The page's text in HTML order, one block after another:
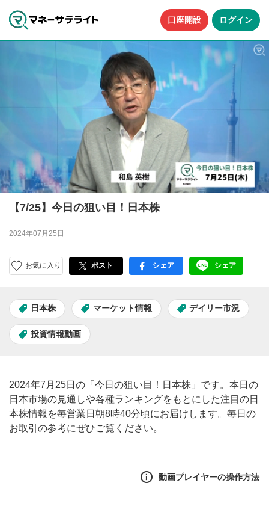
口座開設 ログイン
【7/25】今日の狙い目！日本株
2024年07月25日
お気に入り ポスト facebook
シェア LINE
シェア
日本株 マーケット情報 デイリー市況
投資情報動画
2024年7月25日の「今日の狙い目！日本株」です。本日の
日本市場の見通しや各種ランキングをもとにした注目の日
本株情報を毎営業日朝8時40分頃にお届けします。毎日の
お取引の参考にぜひご覧ください。
動画プレイヤーの操作方法